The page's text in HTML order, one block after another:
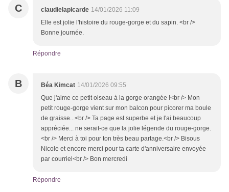
C claudielapicarde 14/01/2026 11:09
Elle est jolie l'histoire du rouge-gorge et du sapin. <br />
Bonne journée.
Répondre
B Béa Kimcat 14/01/2026 09:55
Que j'aime ce petit oiseau à la gorge orangée !<br /> Mon
petit rouge-gorge vient sur mon balcon pour picorer ma boule
de graisse...<br /> Ta page est superbe et je l'ai beaucoup
appréciée... ne serait-ce que la jolie légende du rouge-gorge.
<br /> Merci à toi pour ton très beau partage.<br /> Bisous
Nicole et encore merci pour ta carte d'anniversaire envoyée
par courriel<br /> Bon mercredi
Répondre